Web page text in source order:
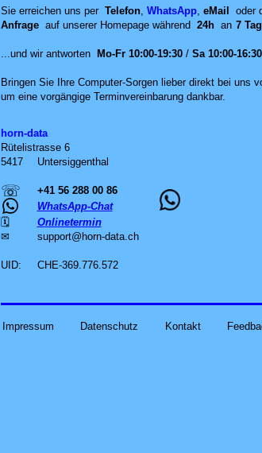
Standort
Sie erreichen uns per Telefon, WhatsApp, eMail oder
Anfrage auf unserer Homepage während 24h an 7
...und wir antworten Mo-Fr 10:00-19:30/ Sa 10:00-16:30
Bringen Sie Ihre Computer-Sorgen lieber direkt bei uns
um eine vorgängige Terminvereinbarung dankbar.
horn-data
Rütelistrasse 6
5417
Untersiggenthal
☏
+41 56 288 00 86
WhatsApp-Chat
🗓
Onlinetermin
✉
support@horn-data. ch
UID: CHE-369.776.572
Impressum Datenschutz Kontakt